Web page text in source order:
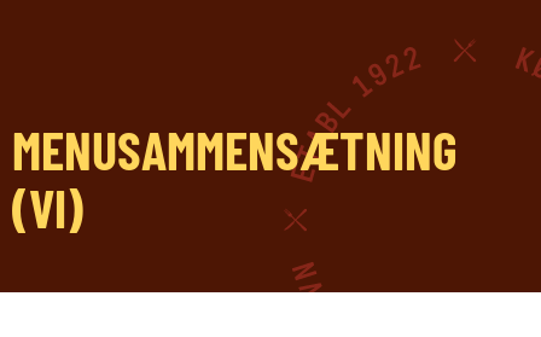
EFTERUDDANNELSE
OG KURSER
MENUSAMMENSÆTNING
(VI)